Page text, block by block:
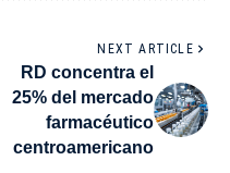
NEXT ARTICLE
RD concentra el
25% del mercado
farmacéutico
centroamericano